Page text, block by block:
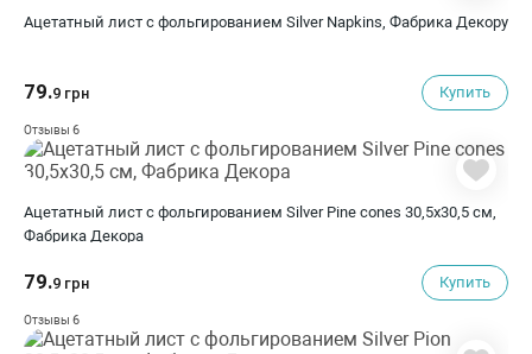
Ацетатный лист с фольгированием Silver Napkins, Фабрика Декору
79.9 грн Купить
Отзывы 6
Ацетатный лист с фольгированием Silver Pine cones 30,5х30,5 см,
Фабрика Декора
79.9 грн Купить
Отзывы 6